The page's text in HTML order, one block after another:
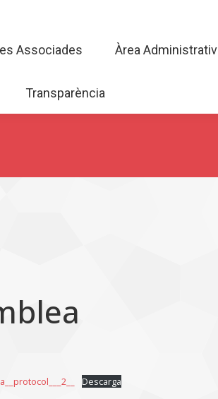
Associades Àrea
Transparència
Descarga
Àrea